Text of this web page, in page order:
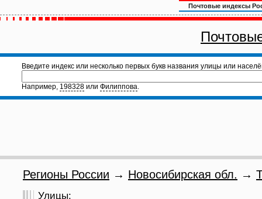
Почтовые индексы
Введите индекс или несколько первых букв названия улицы или
Например, 198328 или Филиппова.
Регионы России → Новосибирская обл. →
Улицы: